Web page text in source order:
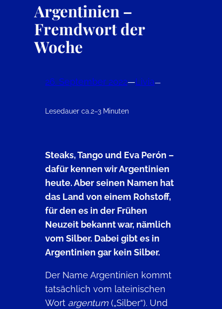
Argentinien –
Fremdwort der
Woche
26. September 2022—Livia—
Lesedauer ca.2–3 Minuten
Steaks, Tango und Eva Perón –
dafür kennen wir Argentinien
heute. Aber seinen Namen hat
das Land von einem Rohstoff,
für den es in der Frühen
Neuzeit bekannt war, nämlich
vom Silber. Dabei gibt es in
Argentinien gar kein Silber.
Der Name Argentinien kommt
tatsächlich vom lateinischen
Wort argentum („Silber“). Und